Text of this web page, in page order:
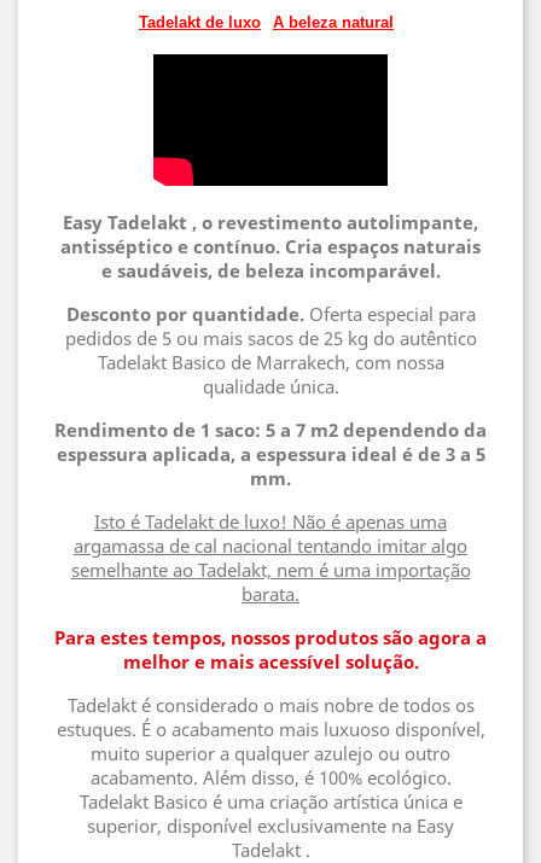
Tadelakt de luxo A beleza natural
Easy Tadelakt , o revestimento autolimpante,
antisséptico e contínuo. Cria espaços naturais
e saudáveis, de beleza incomparável.
Desconto por quantidade.Oferta especial para
pedidos de 5 ou mais sacos de 25 kg do autêntico
Tadelakt Basico de Marrakech, com nossa
qualidade única.
Rendimento de 1 saco: 5 a 7 m2 dependendo da
espessura aplicada, a espessura ideal é de 3 a 5
mm.
Isto é Tadelakt de luxo! Não é apenas uma
argamassa de cal nacional tentando imitar algo
semelhante ao Tadelakt, nem é uma importação
barata.
Para estes tempos, nossos produtos são agora a
melhor e mais acessível solução.
Tadelakt é considerado o mais nobre de todos os
estuques. É o acabamento mais luxuoso disponível,
muito superior a qualquer azulejo ou outro
acabamento. Além disso, é 100% ecológico.
Tadelakt Basico é uma criação artística única e
superior, disponível exclusivamente na Easy
Tadelakt .